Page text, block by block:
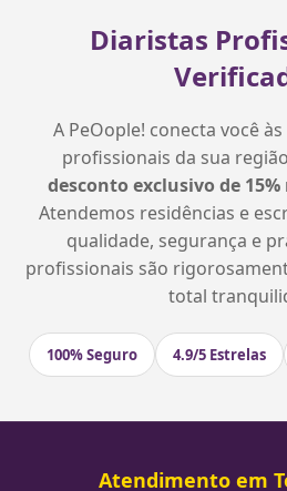
Diaristas
A PeOople! conecta você
profissionais da sua
desconto exclusivo de
Atendemos residências e
qualidade, segurança e
profissionais são
total
100% Seguro 4.9/5 Estrelas
Atendimento em